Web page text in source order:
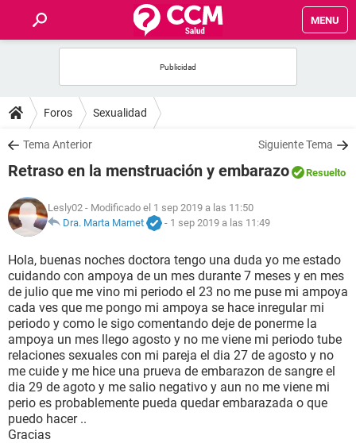
MENU
FOROS
SALUD
NUTRICIÓN
BIENESTAR
SEXUALIDAD
GLOSARIO
Foros Sexualidad
Tema Anterior Siguiente Tema
Retraso en la menstruación y embarazo Resuelto
Lesly02 - Modificado el 1 sep 2019 a las 11:50
Dra. Marta Marnet
- 1 sep 2019 a las 11:49
Hola, buenas noches doctora tengo una duda yo me estado
cuidando con ampoya de un mes durante 7 meses y en mes
de julio que me vino mi periodo el 23 no me puse mi ampoya
cada ves que me pongo mi ampoya se hace inregular mi
periodo y como le sigo comentando deje de ponerme la
ampoya un mes llego agosto y no me viene mi periodo tube
relaciones sexuales con mi pareja el dia 27 de agosto y no
me cuide y me hice una prueva de embarazon de sangre el
dia 29 de agoto y me salio negativo y aun no me viene mi
perio es probablemente pueda quedar embarazada o que
puedo hacer ..
Gracias